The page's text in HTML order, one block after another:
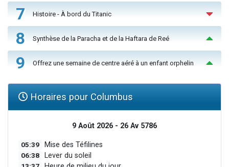
7 Histoire - À bord du Titanic
8 Synthèse de la Paracha et de la Haftara de Reé
9 Offrez une semaine de centre aéré à un enfant orphelin
Horaires pour Columbus
9 Août 2026 - 26 Av 5786
05:39 Mise des Téfilines
06:38 Lever du soleil